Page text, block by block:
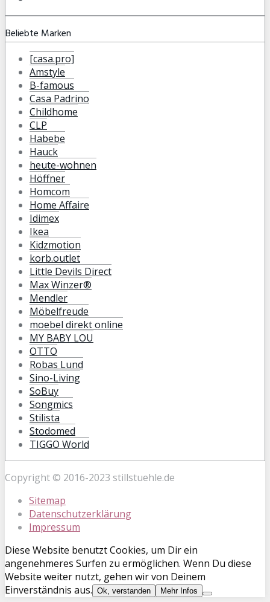
Beliebte Marken
[casa.pro]
Amstyle
B-famous
Casa Padrino
Childhome
CLP
Habebe
Hauck
heute-wohnen
Höffner
Homcom
Home Affaire
Idimex
Ikea
Kidzmotion
korb.outlet
Little Devils Direct
Max Winzer®
Mendler
Möbelfreude
moebel direkt online
MY BABY LOU
OTTO
Robas Lund
Sino-Living
SoBuy
Songmics
Stilista
Stodomed
TIGGO World
Copyright © 2016-2023 stillstuehle.de
Sitemap
Datenschutzerklärung
Impressum
Diese Website benutzt Cookies, um Dir ein
angenehmeres Surfen zu ermöglichen. Wenn Du diese
Website weiter nutzt, gehen wir von Deinem
Einverständnis aus. Ok, verstanden Mehr Infos